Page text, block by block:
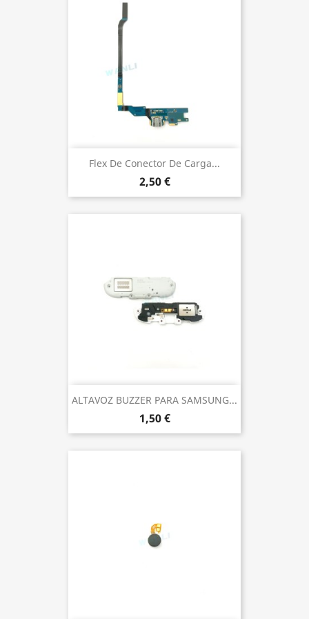
Flex De Conector De Carga...
2,50 €
ALTAVOZ BUZZER PARA SAMSUNG...
1,50 €